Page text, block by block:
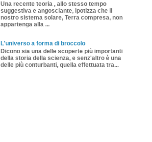
Una recente teoria , allo stesso tempo
suggestiva e angosciante, ipotizza che il
nostro sistema solare, Terra compresa, non
appartenga alla ...
L'universo a forma di broccolo
Dicono sia una delle scoperte più importanti
della storia della scienza, e senz'altro è una
delle più conturbanti, quella effettuata tra...